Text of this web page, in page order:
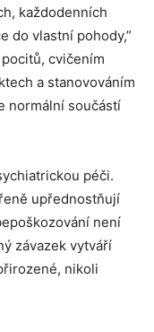
každodenních
do vlastní pohody,”
cvičením
a stanovováním
normální součástí
péči.
upřednostňují
není
závazek vytváří
nikoli